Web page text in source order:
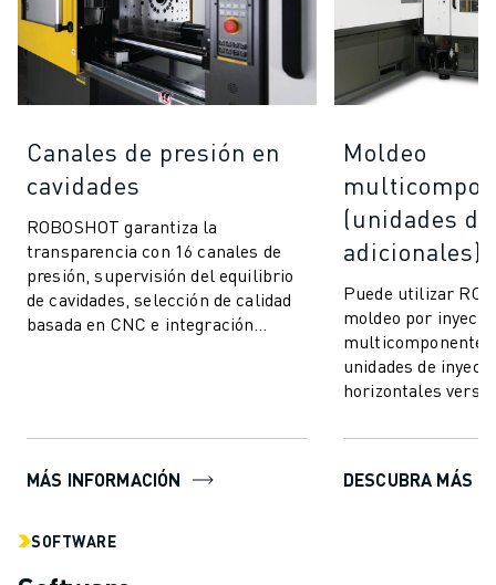
Canales de presión en
cavidades
ROBOSHOT garantiza la
transparencia con 16 canales de
presión, supervisión del equilibrio
de cavidades, selección de calidad
basada en CNC e integración
MÁS INFORMACIÓN
Moldeo
(unidades
adicionales)
Puede utilizar
moldeo por
multicomponente
unidades de
horizontales
moldeo le p...
DESCUBRA MÁS
SOFTWARE